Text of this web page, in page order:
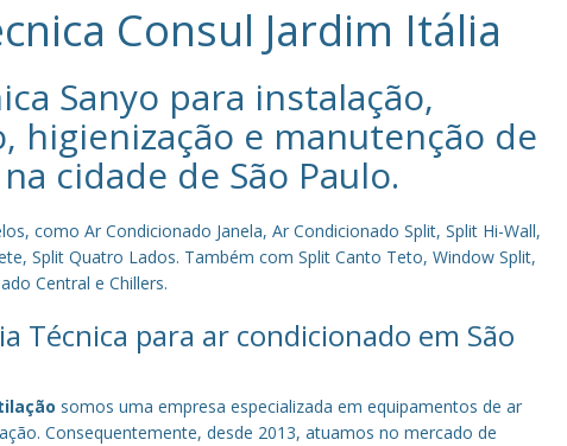
Consul Jardim Itália
Sanyo‎ para instalação,
higienização e manutenção de
cidade de São Paulo.
como Ar Condicionado Janela, Ar Condicionado Split, Split Hi-Wall,
Split Quatro Lados. Também com Split Canto Teto, Window Split,
Central e Chillers.
Técnica para ar condicionado em São
somos uma empresa especializada em equipamentos de ar
Consequentemente, desde 2013, atuamos no mercado de